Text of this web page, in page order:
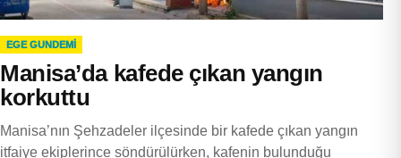
EGE GUNDEMİ
Manisa’da kafede çıkan yangın
korkuttu
Manisa’nın Şehzadeler ilçesinde bir kafede çıkan yangın
itfaiye ekiplerince söndürülürken, kafenin bulunduğu